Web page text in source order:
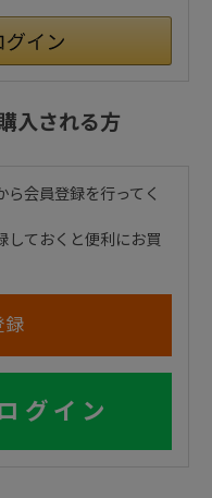
入される方
会員登録を行ってく
しておくと便利にお買
グイン